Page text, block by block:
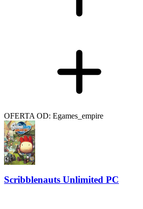
OFERTA OD: Egames_empire
Scribblenauts Unlimited PC